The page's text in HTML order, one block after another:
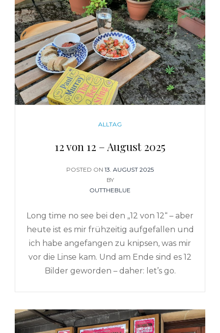
CATEGORIES
ALLTAG
12 von 12 – August 2025
POSTED ON POSTED
ON
13. AUGUST 2025
BY
OUTTHEBLUE
Long time no see bei den „12 von 12“ – aber
heute ist es mir frühzeitig aufgefallen und
ich habe angefangen zu knipsen, was mir
vor die Linse kam. Und am Ende sind es 12
Bilder geworden – daher: let’s go.